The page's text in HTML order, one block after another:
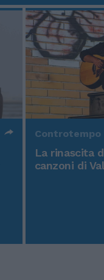
Controtempo
La rinascita
canzoni di